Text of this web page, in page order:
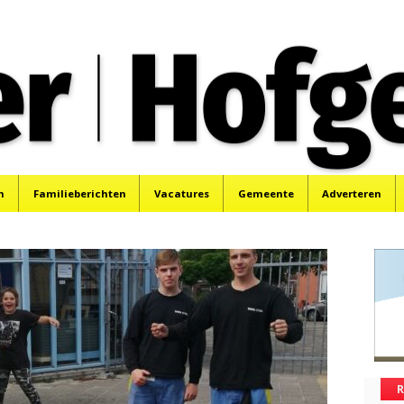
Familieberichten Vacatures Gemeente Adverteren